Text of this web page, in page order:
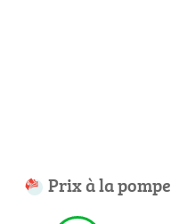
Prix à la pompe